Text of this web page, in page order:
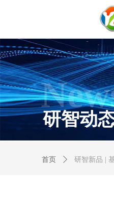
研智动
首页 ꄲ 研智新品 |